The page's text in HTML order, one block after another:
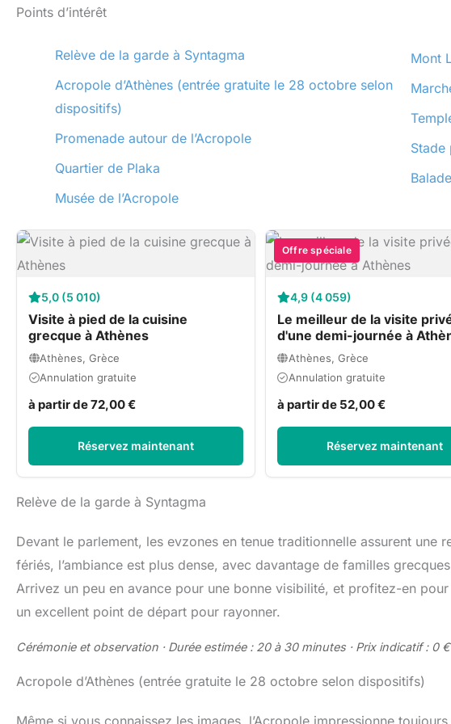
Points d’intérêt
Relève de la garde à Syntagma
Acropole d’Athènes (entrée gratuite le 28 octobre selon
dispositifs)
Promenade autour de l’Acropole
Quartier de Plaka
Musée de l’Acropole
Mont
Stade
5,0 (5 010)
Visite à pied de la cuisine
grecque à Athènes
Athènes, Grèce
Annulation gratuite
à partir de 72,00 €
Réservez maintenant
Offre spéciale
4,9 (4 059)
Le meilleur de la visite
d'une demi-journée à
Athènes, Grèce
Annulation gratuite
à partir de 52,00 €
Réservez maintenant
Relève de la garde à Syntagma
Devant le parlement, les evzones en tenue traditionnelle assurent une
fériés, l’ambiance est plus dense, avec davantage de familles
Arrivez un peu en avance pour une bonne visibilité, et profitez-en
un excellent point de départ pour rayonner.
Cérémonie et observation · Durée estimée : 20 à 30 minutes · Prix indicatif : 0 €
Acropole d’Athènes (entrée gratuite le 28 octobre selon dispositifs)
Même si vous connaissez les images, l’Acropole impressionne